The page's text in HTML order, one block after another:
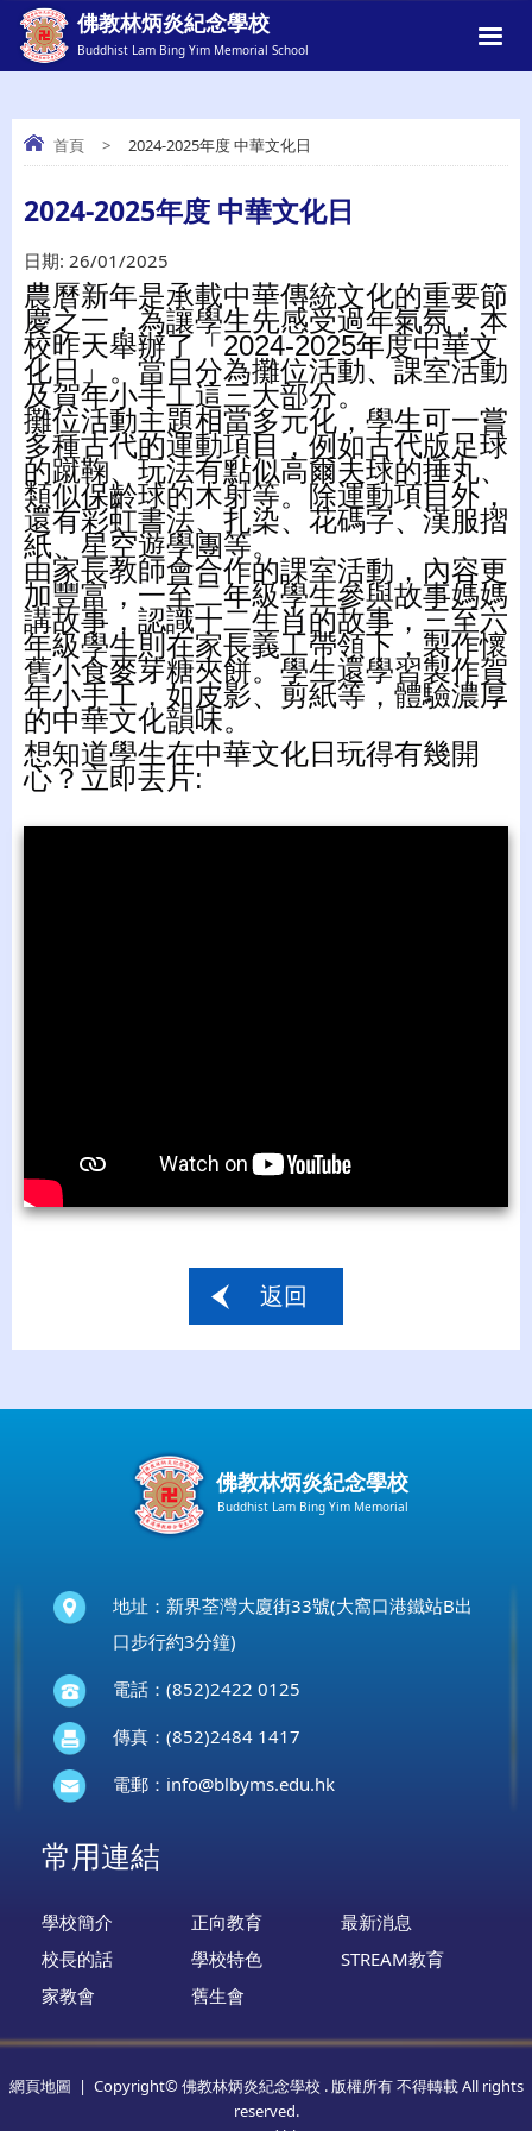
佛教林炳炎紀念學校
Buddhist Lam Bing Yim Memorial School
2024-2025年度 中華文化日
首頁 > 2024-2025年度 中華文化日
2024-2025年度 中華文化日
日期: 26/01/2025
農曆新年是承載中華傳統文化的重要節
慶之一，為讓學生先感受過年氣氛，本
校昨天舉辦了「2024-2025年度中華文
化日」。當日分為攤位活動、課室活動
及賀年小手工這三大部分。
攤位活動主題相當多元化，學生可一嘗
多種古代的運動項目，例如古代版足球
的蹴鞠、玩法有點似高爾夫球的捶丸、
類似保齡球的木射等。除運動項目外，
還有彩虹書法、扎染、花碼字、漢服摺
紙、星空遊學團等。
由家長教師會合作的課室活動，內容更
加豐富，一至二年級學生參與故事媽媽
講故事，認識十二生肖的故事，三至六
年級學生則在家長義工帶領下，製作懷
舊小食麥芽糖夾餅。學生還學習製作賀
年小手工，如皮影、剪紙等，體驗濃厚
的中華文化韻味。
想知道學生在中華文化日玩得有幾開
心？立即去片:
返回
佛教林炳炎紀念學校
Buddhist Lam Bing Yim Memorial
地址：新界荃灣大廈街33號(大窩口港鐵站B出
口步行約3分鐘)
電話：(852)2422 0125
傳真：(852)2484 1417
電郵： info@blbyms.edu.hk
常用連結
學校簡介 正向教育
最新消息
校長的話
學校特色
STREAM教育
家教會
舊生會
網頁地圖 | Copyright© 佛教林炳炎紀念學校 . 版權所有 不得轉載 All rights
reserved.